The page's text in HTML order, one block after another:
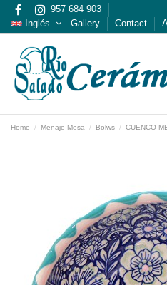
957 684 903
Inglés
Gallery Contact
Home Menaje Mesa Bolws CUENCO